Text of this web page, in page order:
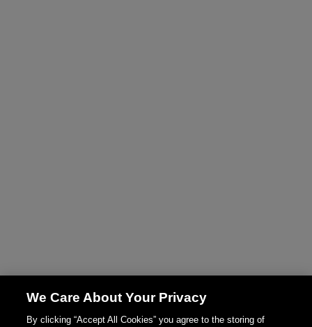
We Care About Your Privacy
By clicking “Accept All Cookies” you agree to the storing of